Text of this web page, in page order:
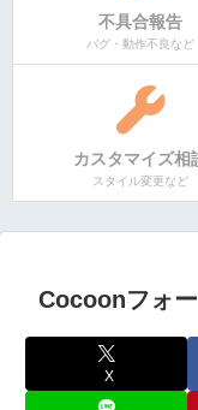
不具合報告
バグ・動作不良など
カスタマイズ相
スタイル変更など
Cocoonフォ
X